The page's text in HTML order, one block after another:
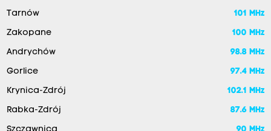
Tarnów 101 MHz
Zakopane 100 MHz
Andrychów 98.8 MHz
Gorlice 97.4 MHz
Krynica-Zdrój 102.1 MHz
Rabka-Zdrój 87.6 MHz